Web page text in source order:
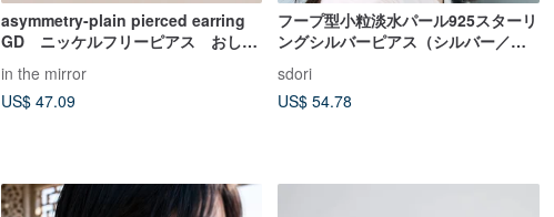
asymmetry-plain pierced earring
GD ニッケルフリーピアス おしゃ
れなシンプルアシンメトリーデザイ
ン ゴールド
in the mirror
US$ 47.09
フープ型小粒淡水パール925スターリ
ングシルバーピアス（シルバー／ロ
ーズゴールド／18Kゴールド）｜パ
ールコレクション
sdori
US$ 54.78